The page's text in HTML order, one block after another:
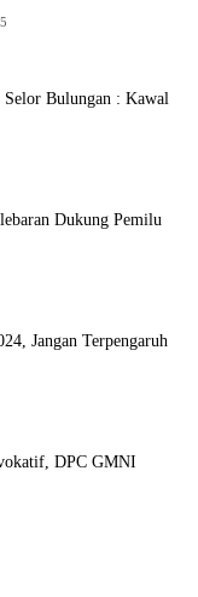
Bulungan : Kawal
Dukung Pemilu
Jangan Terpengaruh
DPC GMNI
Permana